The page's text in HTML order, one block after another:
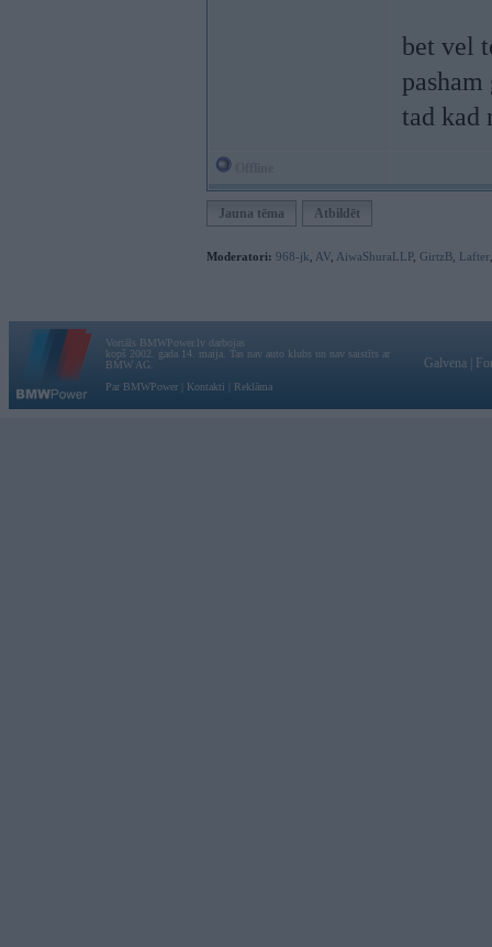
bet vel
tad kad
Jauna tēma Atbildēt
Moderatori: 968-jk AV AiwaShuraLLP, GirtzB Lafter
Vortāls BMWPower.lv darbojas
kopš 2002. gada 14. maija. Tas nav auto klubs un nav saistīts ar
BMW AG.
Par BMWPower
Kontakti Reklāma
Galvena